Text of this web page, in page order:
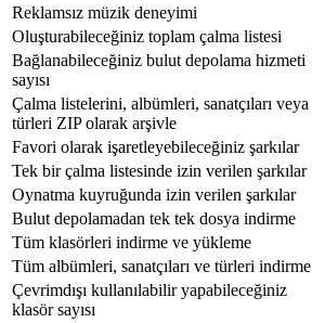
Reklamsız müzik deneyimi
Oluşturabileceğiniz toplam çalma listesi
Bağlanabileceğiniz bulut depolama hizmeti
sayısı
Çalma listelerini, albümleri, sanatçıları veya
türleri ZIP olarak arşivle
Favori olarak işaretleyebileceğiniz şarkılar
Tek bir çalma listesinde izin verilen şarkılar
Oynatma kuyruğunda izin verilen şarkılar
Bulut depolamadan tek tek dosya indirme
Tüm klasörleri indirme ve yükleme
Tüm albümleri, sanatçıları ve türleri indirme
Çevrimdışı kullanılabilir yapabileceğiniz
klasör sayısı